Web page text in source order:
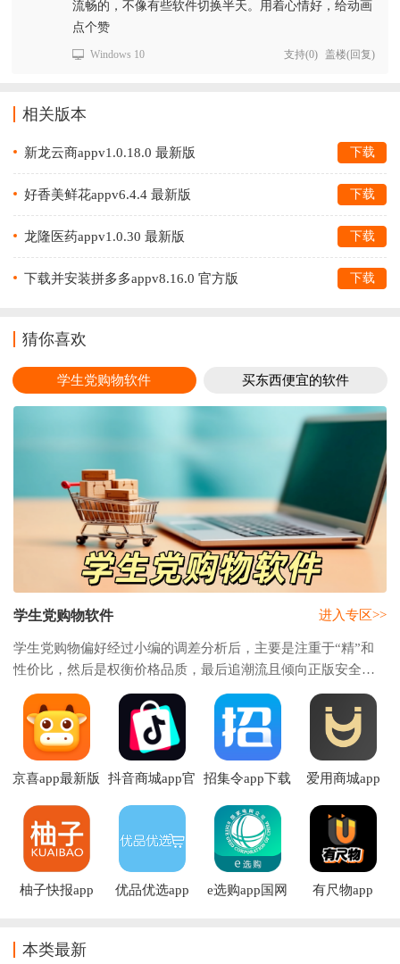
流畅的，不像有些软件切换半天。用着心情好，给动画
点个赞
Windows 10 支持(0) 盖楼(回复)
相关版本
新龙云商appv1.0.18.0 最新版 下载
好香美鲜花appv6.4.4 最新版 下载
龙隆医药appv1.0.30 最新版 下载
下载并安装拼多多appv8.16.0 官方版 下载
猜你喜欢
学生党购物软件 买东西便宜的软件
学生党购物软件
学生党购物偏好经过小编的调差分析后，主要是注重于“精”和
性价比，然后是权衡价格品质，最后追潮流且倾向正版安全平
台。现在小编为大家整理了多款适配软件平台。这些平台都非
常契合学生需求，兼具了多元选择与商品
进入专区>>
京喜app最新版
抖音商城app官
招集令app下载 爱用商城app
柚子快报app 优品优选app
e选购app国网
有尺物app
本类最新